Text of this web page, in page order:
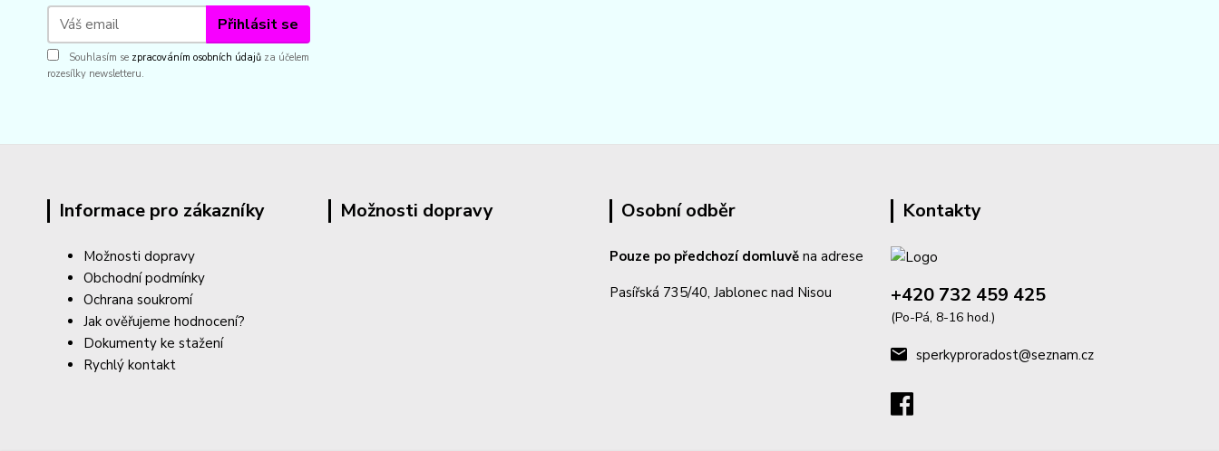
Přihlásit se
Souhlasím se zpracováním osobních údajů za účelem
rozesílky newsletteru.
Informace pro zákazníky
Možnosti dopravy
Obchodní podmínky
Ochrana soukromí
Jak ověřujeme hodnocení?
Dokumenty ke stažení
Rychlý kontakt
Možnosti dopravy Osobní odběr
Pouze po předchozí domluvě na adrese
Pasířská 735/40, Jablonec nad Nisou
Kontakty
+420 732 459 425
(Po-Pá, 8-16 hod.)
sperkyproradost@seznam.cz